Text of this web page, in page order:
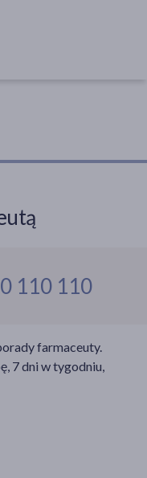
110 110
farmaceuty.
7 dni w tygodniu,